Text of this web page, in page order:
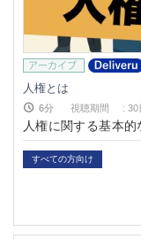
人権とは
6分 視聴期間 : 30
人権に関する基本
画です。
すべての方向け